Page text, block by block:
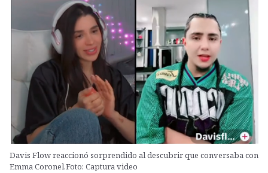
Davis Flow reaccionó sorprendido al descubrir que conversaba con
Emma Coronel.Foto: Captura video